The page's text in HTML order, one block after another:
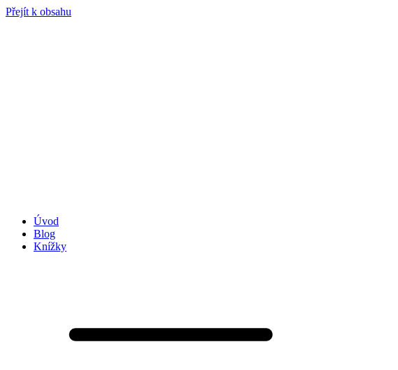
Přejít k obsahu
Úvod
Blog
Knížky